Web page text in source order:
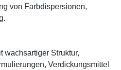
von Farbdispersionen,
wachsartiger Struktur,
Verdickungsmittel